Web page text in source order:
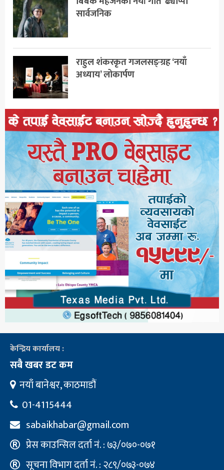
सार्वजनिक
राहुल शंकरकृत गजलसङ्ग्रह ‘नयाँ
अध्याय’ लोकार्पण
केन्द्रिय कार्यालय :
सबै खबर डट कम
नयाँ बानेश्वर, काठमाडौं
01-4115444
sabaikhabar@gmail.com
प्रेस काउन्सिल दर्ता नं. : ७३/०७०-०७१
सूचना विभाग दर्ता नं. : २८९/०७३-०७४